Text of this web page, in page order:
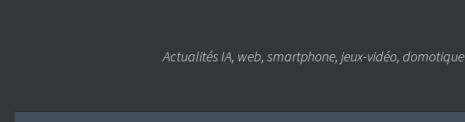
Actualités IA, web, smartphone, jeux-vidéo, domotique